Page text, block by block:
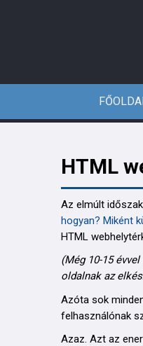
HTML
Az elmúlt
hogyan? Miként
HTML
(Még 10-15
oldalnak az
Azóta sok
felhasználónak
Azaz. Azt az